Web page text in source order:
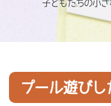
子どもたちの小さ
プール遊びし